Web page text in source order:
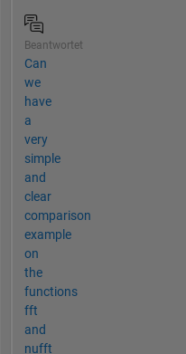
Beantwortet
Can
we
have
a
very
simple
and
clear
comparison
example
on
the
functions
fft
and
nufft